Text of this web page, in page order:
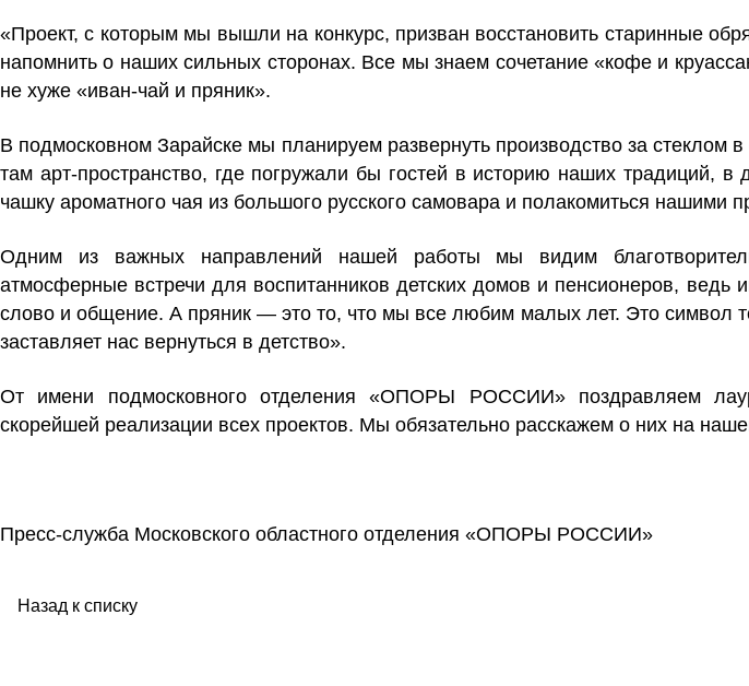
«Проект, с которым мы вышли на конкурс, призван восстановить старинные
напомнить о наших сильных сторонах. Все мы знаем сочетание «кофе и
не хуже «иван-чай и пряник».
В подмосковном Зарайске мы планируем развернуть производство за стеклом
там арт-пространство, где погружали бы гостей в историю наших традиций, в
чашку ароматного чая из большого русского самовара и полакомиться нашими
Одним из важных направлений нашей работы мы видим
атмосферные встречи для воспитанников детских домов и пенсионеров, ведь
слово и общение. А пряник — это то, что мы все любим малых лет. Это символ
заставляет нас вернуться в детство».
От имени подмосковного отделения «ОПОРЫ РОССИИ» поздравляем
скорейшей реализации всех проектов. Мы обязательно расскажем о них на
Пресс-служба Московского областного отделения «ОПОРЫ РОССИИ»
Назад к списку